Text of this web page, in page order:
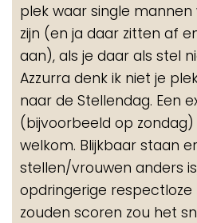
plek waar single
zijn (en ja daar zitten af
aan), als je daar als stel
Azzurra denk ik niet je
naar de Stellendag. Een
(bijvoorbeeld op zondag)
welkom. Blijkbaar staan
stellen/vrouwen anders
opdringerige
zouden scoren zou het